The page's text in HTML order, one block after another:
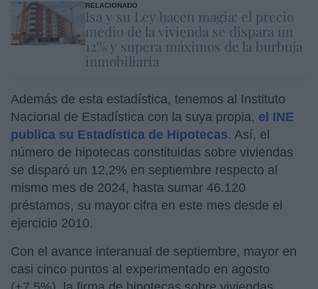
RELACIONADO
Isa y su Ley hacen magia: el precio
medio de la vivienda se dispara un
12% y supera máximos de la burbuja
inmobiliaria
Además de esta estadística, tenemos al Instituto
Nacional de Estadística con la suya propia, el INE
publica su Estadística de Hipotecas. Así, el
número de hipotecas constituidas sobre viviendas
se disparó un 12,2% en septiembre respecto al
mismo mes de 2024, hasta sumar 46.120
préstamos, su mayor cifra en este mes desde el
ejercicio 2010.
Con el avance interanual de septiembre, mayor en
casi cinco puntos al experimentado en agosto